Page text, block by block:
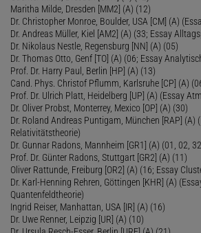
Maritha Milde, Dresden [MM2] (A) (12)
Dr. Christopher Monroe, Boulder, USA [CM] (A)
Dr. Andreas Müller, Kiel [AM2] (A) (33; Essay
Dr. Nikolaus Nestle, Regensburg [NN] (A) (05)
Dr. Thomas Otto, Genf [TO] (A) (06; Essay
Prof. Dr. Harry Paul, Berlin [HP] (A) (13)
Cand. Phys. Christof Pflumm, Karlsruhe [CP] (A)
Prof. Dr. Ulrich Platt, Heidelberg [UP] (A) (Essay
Dr. Oliver Probst, Monterrey, Mexico [OP] (A) (30)
Dr. Roland Andreas Puntigam, München [RAP] (A)
Relativitätstheorie)
Dr. Gunnar Radons, Mannheim [GR1] (A) (01, 02,
Prof. Dr. Günter Radons, Stuttgart [GR2] (A) (11)
Oliver Rattunde, Freiburg [OR2] (A) (16; Essay
Dr. Karl-Henning Rehren, Göttingen [KHR] (A)
Quantenfeldtheorie)
Ingrid Reiser, Manhattan, USA [IR] (A) (16)
Dr. Uwe Renner, Leipzig [UR] (A) (10)